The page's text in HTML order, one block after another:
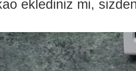
eklediniz mi,